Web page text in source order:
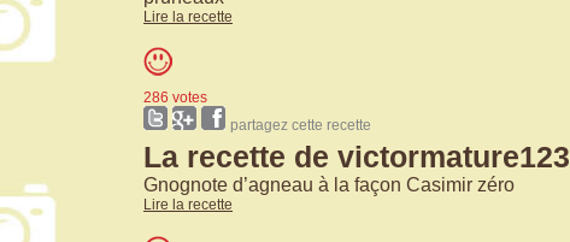
Lire la recette
286 votes
partagez cette recette
La recette de victormature123
Gnognote d’agneau à la façon Casimir zéro
Lire la recette